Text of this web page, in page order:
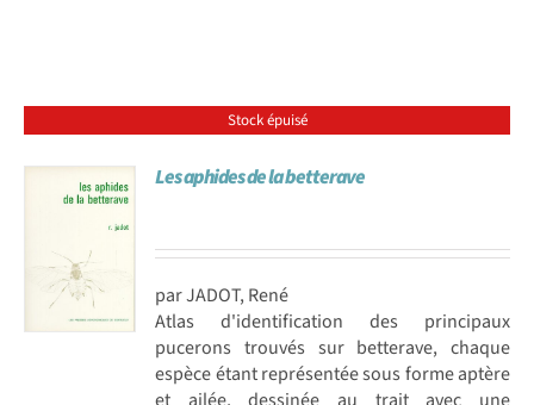
Stock épuisé
Les aphides de la betterave
par JADOT, René
Atlas d'identification des principaux
pucerons trouvés sur betterave, chaque
espèce étant représentée sous forme aptère